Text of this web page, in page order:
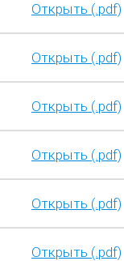
Открыть (.pdf)
Открыть (.pdf)
Открыть (.pdf)
Открыть (.pdf)
Открыть (.pdf)
Открыть (.pdf)